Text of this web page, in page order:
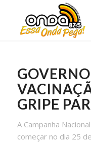
GRIPE
A Campanha
começar no dia 25